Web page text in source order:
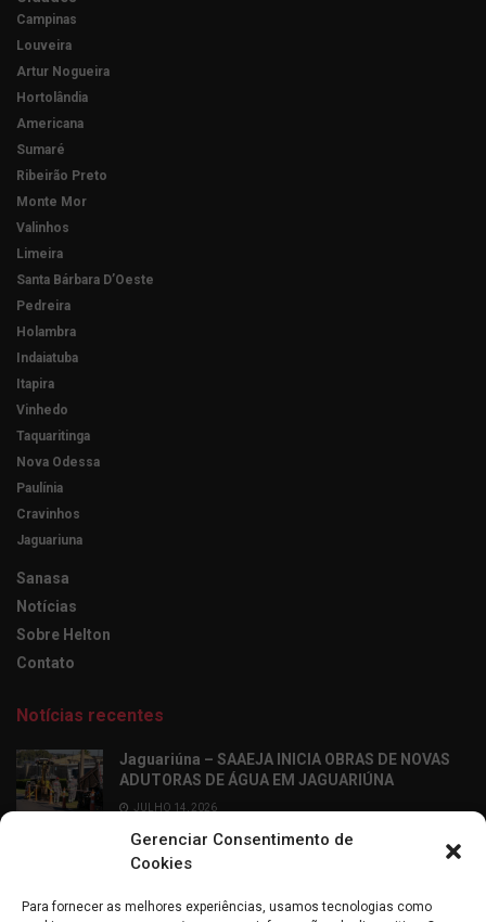
Gerenciar Consentimento de
Cookies
Para fornecer as melhores experiências, usamos tecnologias como
Campinas
Louveira
Artur Nogueira
Hortolândia
Americana
Sumaré
Ribeirão Preto
Monte Mor
Valinhos
Limeira
Santa Bárbara D’Oeste
Pedreira
Holambra
Indaiatuba
Itapira
Vinhedo
Taquaritinga
Nova Odessa
Paulínia
Cravinhos
Jaguariuna
Sanasa
Notícias
Sobre Helton
Contato
Notícias recentes
Jaguariúna – SAAEJA INICIA OBRAS DE NOVAS
ADUTORAS DE ÁGUA EM JAGUARIÚNA
JULHO 14, 2026
Ribeirão Preto – Professor Alfabetizador chega
às salas de aula dos 2º anos da rede municipal